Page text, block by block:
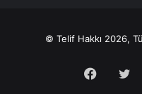
© Telif Hakkı 2026,